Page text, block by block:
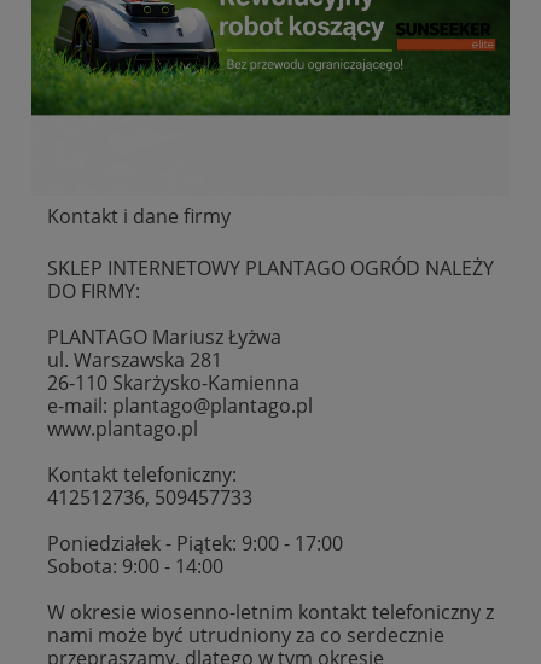
Kontakt i dane firmy
SKLEP INTERNETOWY PLANTAGO OGRÓD NALEŻY
DO FIRMY:
PLANTAGO Mariusz Łyżwa
ul. Warszawska 281
26-110 Skarżysko-Kamienna
e-mail: plantago@plantago.pl
www.plantago.pl
Kontakt telefoniczny:
412512736, 509457733
Poniedziałek - Piątek: 9:00 - 17:00
Sobota: 9:00 - 14:00
W okresie wiosenno-letnim kontakt telefoniczny z
nami może być utrudniony za co serdecznie
przepraszamy, dlatego w tym okresie